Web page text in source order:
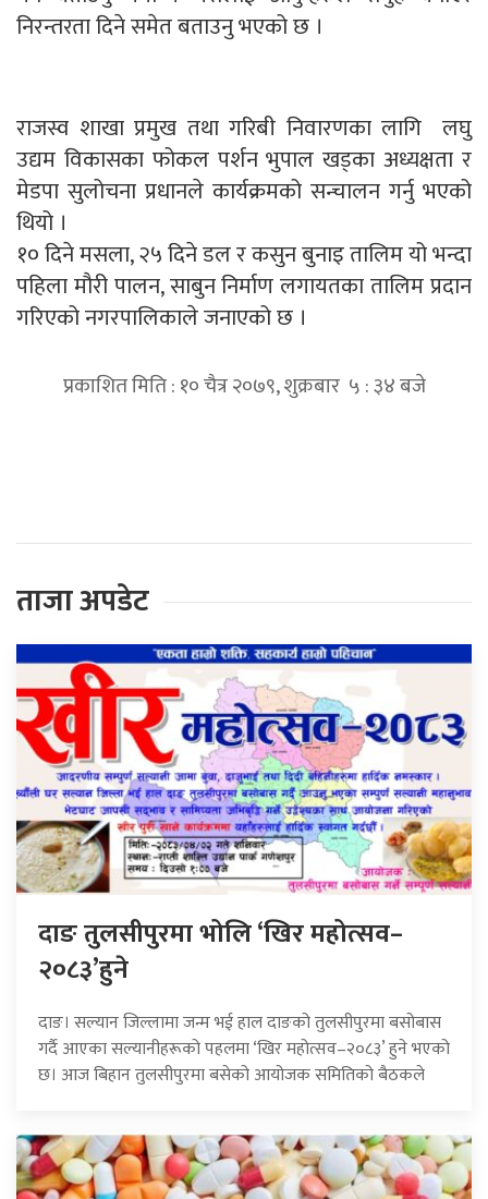
निरन्तरता दिने समेत बताउनु भएको छ ।
राजस्व शाखा प्रमुख तथा गरिबी निवारणका लागि लघु
उद्यम विकासका फोकल पर्शन भुपाल खड्का अध्यक्षता र
मेडपा सुलोचना प्रधानले कार्यक्रमको सन्चालन गर्नु भएको
थियो ।
१० दिने मसला, २५ दिने डल र कसुन बुनाइ तालिम यो भन्दा
पहिला मौरी पालन, साबुन निर्माण लगायतका तालिम प्रदान
गरिएको नगरपालिकाले जनाएको छ ।
प्रकाशित मिति : १० चैत्र २०७९, शुक्रबार ५ : ३४ बजे
ताजा अपडेट
दाङ तुलसीपुरमा भोलि ‘खिर महोत्सव–
२०८३’हुने
दाङ। सल्यान जिल्लामा जन्म भई हाल दाङको तुलसीपुरमा बसोबास
गर्दै आएका सल्यानीहरूको पहलमा ‘खिर महोत्सव–२०८३’ हुने भएको
छ। आज बिहान तुलसीपुरमा बसेको आयोजक समितिको बैठकले